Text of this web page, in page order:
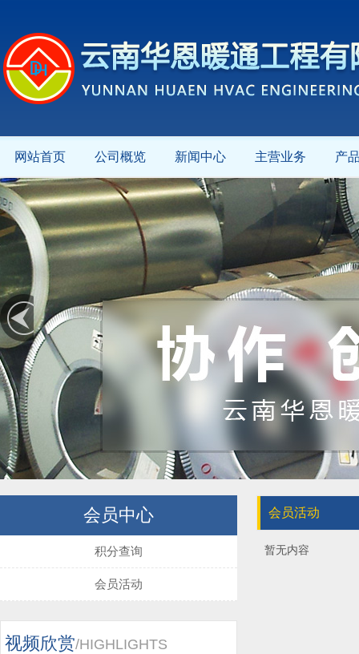
网站首页 公司概览 新闻中心 主营业务 产
会员中心
积分查询
会员活动
视频欣赏/HIGHLIGHTS
会员活动
暂无内容